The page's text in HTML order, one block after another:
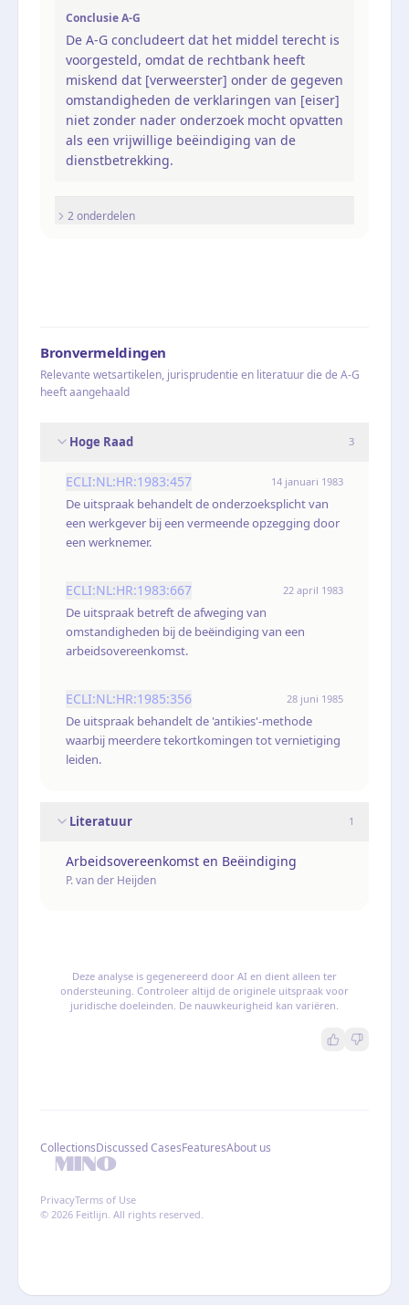
Conclusie A-G
De A-G concludeert dat het middel terecht is
voorgesteld, omdat de rechtbank heeft
miskend dat [verweerster] onder de gegeven
omstandigheden de verklaringen van [eiser]
niet zonder nader onderzoek mocht opvatten
als een vrijwillige beëindiging van de
dienstbetrekking.
2onderdelen
Bronvermeldingen
Relevante wetsartikelen, jurisprudentie en literatuur die de A-G
heeft aangehaald
Hoge Raad 3
ECLI:NL:HR:1983:457 14 januari 1983
De uitspraak behandelt de onderzoeksplicht van
een werkgever bij een vermeende opzegging door
een werknemer.
ECLI:NL:HR:1983:667 22 april 1983
De uitspraak betreft de afweging van
omstandigheden bij de beëindiging van een
arbeidsovereenkomst.
ECLI:NL:HR:1985:356 28 juni 1985
De uitspraak behandelt de 'antikies'-methode
waarbij meerdere tekortkomingen tot vernietiging
leiden.
Literatuur 1
Arbeidsovereenkomst en Beëindiging
P. van der Heijden
Deze analyse is gegenereerd door AI en dient alleen ter
ondersteuning. Controleer altijd de originele uitspraak voor
juridische doeleinden. De nauwkeurigheid kan variëren.
CollectionsDiscussed CasesFeaturesAbout us
PrivacyTerms of Use
© 2026 Feitlijn. All rights reserved.